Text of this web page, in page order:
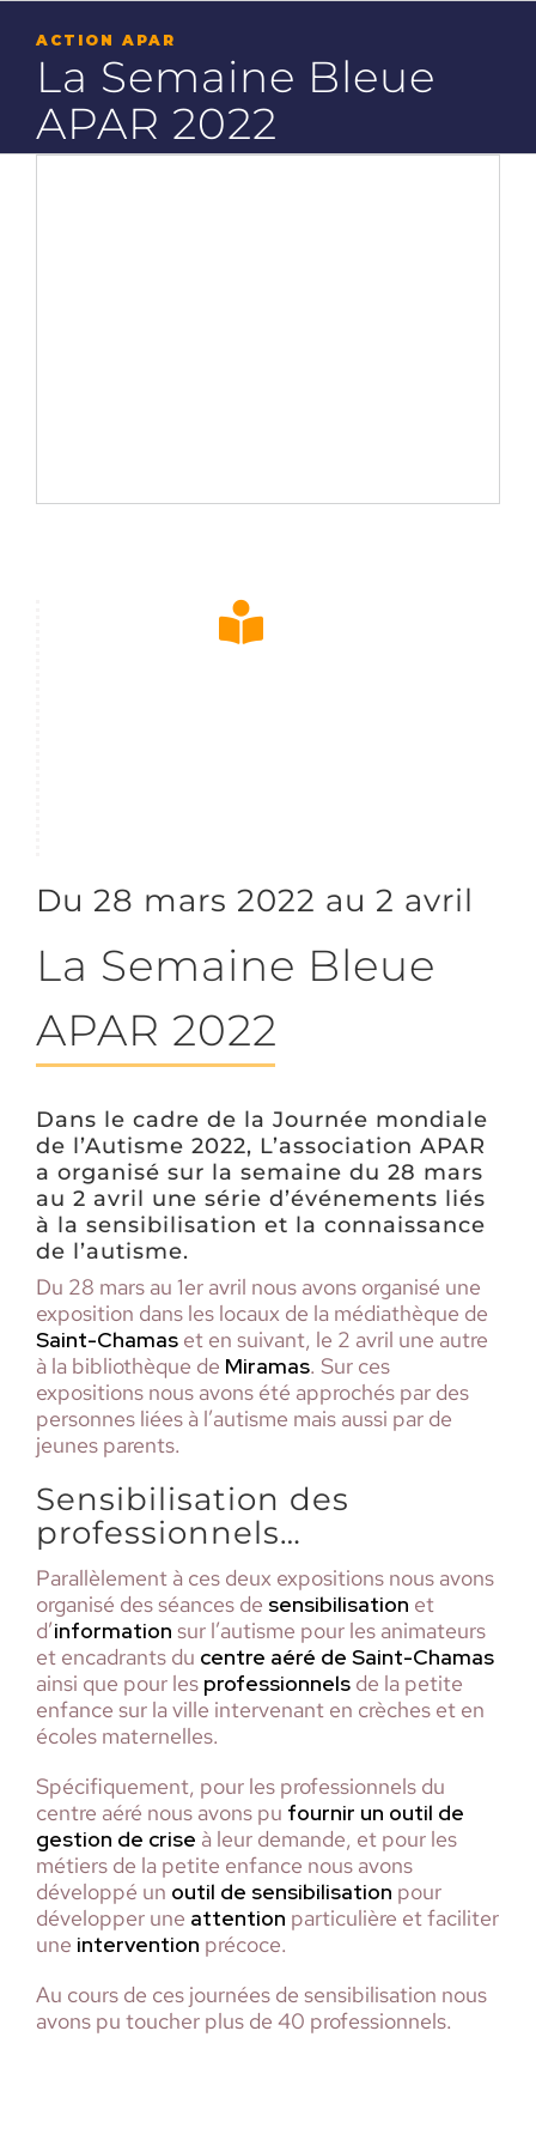
contenu
ACTION APAR
La Semaine Bleue
APAR 2022
Du 28 mars 2022 au 2 avril
La Semaine Bleue
APAR 2022
Dans le cadre de la Journée mondiale
de l’Autisme 2022, L’association APAR
a organisé sur la semaine du 28 mars
au 2 avril une série d’événements liés
à la sensibilisation et la connaissance
de l’autisme.
Du 28 mars au 1er avril nous avons organisé une
exposition dans les locaux de la médiathèque de
Saint-Chamas et en suivant, le 2 avril une autre
à la bibliothèque de Miramas. Sur ces
expositions nous avons été approchés par des
personnes liées à l’autisme mais aussi par de
jeunes parents.
Sensibilisation des
professionnels…
Parallèlement à ces deux expositions nous avons
organisé des séances de sensibilisation et
d’information sur l’autisme pour les animateurs
et encadrants du centre aéré de Saint-Chamas
ainsi que pour les professionnels de la petite
enfance sur la ville intervenant en crèches et en
écoles maternelles.
Spécifiquement, pour les professionnels du
centre aéré nous avons pu fournir un outil de
gestion de crise à leur demande, et pour les
métiers de la petite enfance nous avons
développé un outil de sensibilisation pour
développer une attention particulière et faciliter
une intervention précoce.
Au cours de ces journées de sensibilisation nous
avons pu toucher plus de 40 professionnels.